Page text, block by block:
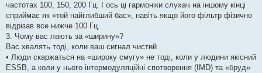
частотах 100, 150, 200 Гц. І ось ці гармоніки слухач на іншому кінці
сприймає як «той найглибший бас», навіть якщо його фільтр фізично
відрізав все нижче 100 Гц.
3. Чому вас лають за «ширину»?
Вас хвалять тоді, коли ваш сигнал чистий.
• Люди скаржаться на «широку смугу» не тоді, коли у людини якісний
ESSB, а коли у нього інтермодуляційні спотворення (IMD) та «бруд»